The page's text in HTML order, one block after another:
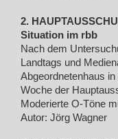
2.
Situation im rbb
Nach dem
Landtags und
Abgeordnetenhaus
Woche der
Moderierte O-Töne
Autor: Jörg Wagner